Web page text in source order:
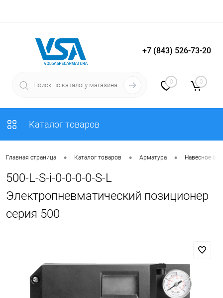
Вход Регистрация
+7 (843) 526-73-20
0 0
Каталог товаров
Главная страница • Каталог товаров • Арматура • Навесное
500-L-S-i-0-0-0-0-S-L
Электропневматический позиционер
серия 500